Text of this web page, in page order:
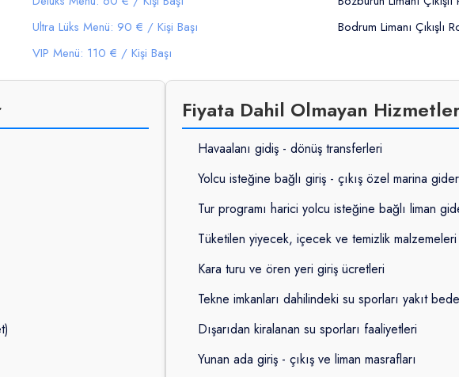
Ultra Lüks Menü: 90 € / Kişi Başı
VIP Menü: 110 € / Kişi Başı
Bodrum Limanı Çıkışlı
Fiyata Dahil Olmayan
Havaalanı gidiş - dönüş transferleri
Yolcu isteğine bağlı giriş - çıkış özel marina
Tur programı harici yolcu isteğine bağlı liman
Tüketilen yiyecek, içecek ve temizlik malzemeleri
Kara turu ve ören yeri giriş ücretleri
Tekne imkanları dahilindeki su sporları yakıt
Dışarıdan kiralanan su sporları faaliyetleri
Yunan ada giriş - çıkış ve liman masrafları